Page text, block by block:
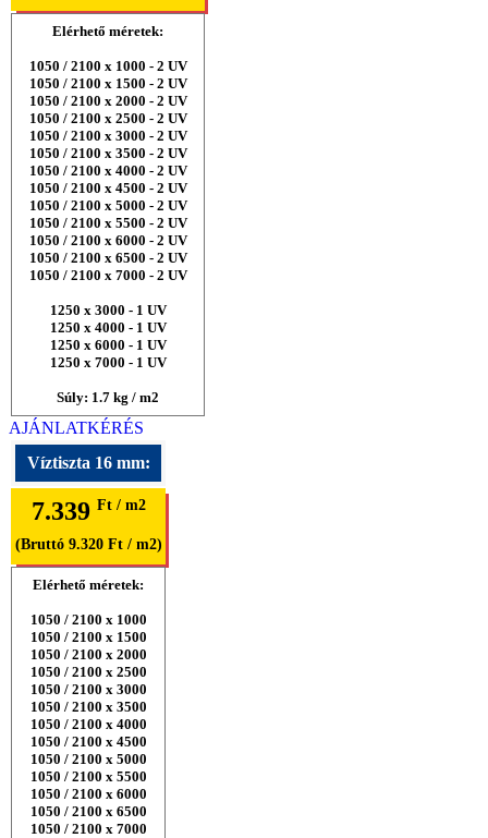
Elérhető méretek:
1050 / 2100 x 1000 - 2 UV
1050 / 2100 x 1500 - 2 UV
1050 / 2100 x 2000 - 2 UV
1050 / 2100 x 2500 - 2 UV
1050 / 2100 x 3000 - 2 UV
1050 / 2100 x 3500 - 2 UV
1050 / 2100 x 4000 - 2 UV
1050 / 2100 x 4500 - 2 UV
1050 / 2100 x 5000 - 2 UV
1050 / 2100 x 5500 - 2 UV
1050 / 2100 x 6000 - 2 UV
1050 / 2100 x 6500 - 2 UV
1050 / 2100 x 7000 - 2 UV
1250 x 3000 - 1 UV
1250 x 4000 - 1 UV
1250 x 6000 - 1 UV
1250 x 7000 - 1 UV
Súly: 1.7 kg / m2
AJÁNLATKÉRÉS
Víztiszta 16 mm:
7.339 Ft / m2
(Bruttó 9.320 Ft / m2)
Elérhető méretek:
1050 / 2100 x 1000
1050 / 2100 x 1500
1050 / 2100 x 2000
1050 / 2100 x 2500
1050 / 2100 x 3000
1050 / 2100 x 3500
1050 / 2100 x 4000
1050 / 2100 x 4500
1050 / 2100 x 5000
1050 / 2100 x 5500
1050 / 2100 x 6000
1050 / 2100 x 6500
1050 / 2100 x 7000